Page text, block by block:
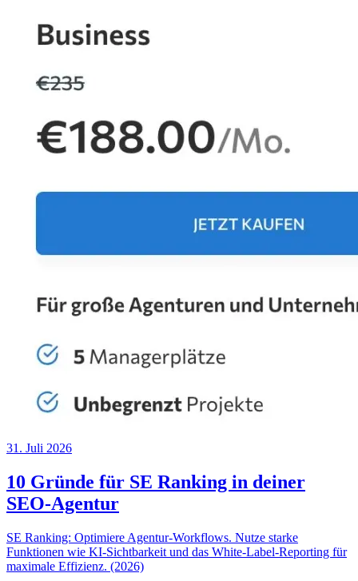
31. Juli 2026
10 Gründe für SE Ranking in deiner
SEO-Agentur
SE Ranking: Optimiere Agentur-Workflows. Nutze starke
Funktionen wie KI-Sichtbarkeit und das White-Label-Reporting für
maximale Effizienz. (2026)